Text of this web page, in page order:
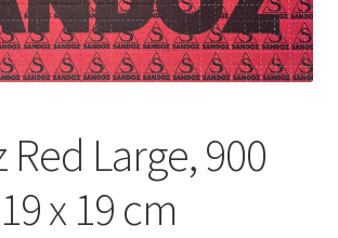
Large, 900
x 19 cm